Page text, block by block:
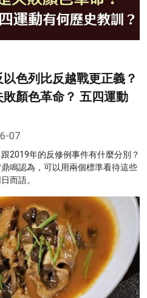
色列比反越戰更正義？
顏色革命？ 五四運動
07
2019年的反修例事件有什麼分別？
鳴認為，可以用兩個標準看待這些
而語。